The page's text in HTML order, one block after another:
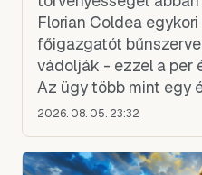
Florian Coldea
főigazgatót
vádolják - ezzel a per
Az ügy több mint egy
kamarai szakaszban a
2026. 08. 05. 23:32